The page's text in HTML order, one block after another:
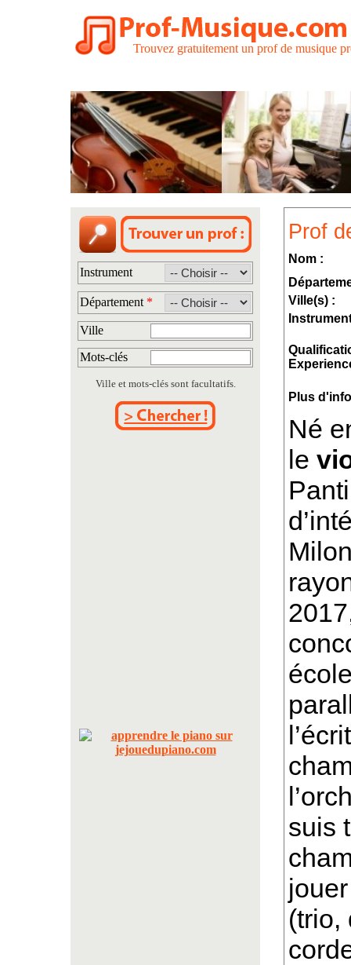
Trouvez gratuitement un prof de musique
Instrument
Département *
Ville
Mots-clés
Ville et mots-clés sont facultatifs.
Prof
Nom :
Ville(s) :
Plus
Né
le
suis
(trio,